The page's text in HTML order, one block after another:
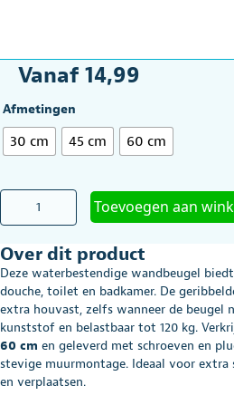
Vanaf 14,99
Afmetingen
30 cm 45 cm 60 cm
Wandbeugel
Vitility
douche
en
toilet
(30,
45
en
60
cm)
Toevoegen aan
Over dit product
Deze waterbestendige wandbeugel
douche, toilet en badkamer. De
extra houvast, zelfs wanneer de beugel
kunststof en belastbaar tot 120 kg.
60 cm en geleverd met schroeven en
stevige muurmontage. Ideaal voor
en verplaatsen.